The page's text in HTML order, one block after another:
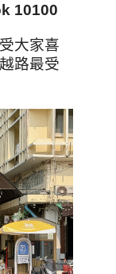
10100
大家喜
路最受